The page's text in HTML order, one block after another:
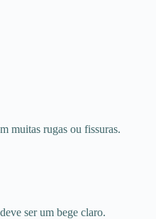
muitas rugas ou fissuras.
ser um bege claro.